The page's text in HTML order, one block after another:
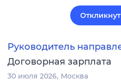
Руководитель
Договорная зарплата
30 июля 2026 Москва